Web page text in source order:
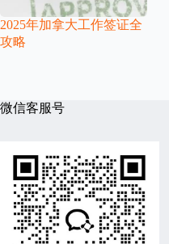
2025年加拿大工作签证全
攻略
微信客服号